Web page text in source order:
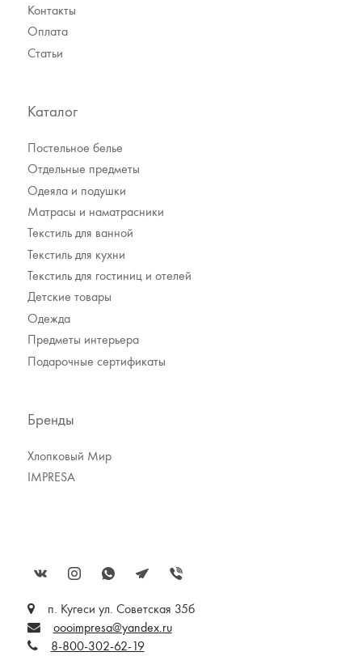
Контакты
Оплата
Статьи
Каталог
Постельное белье
Отдельные предметы
Одеяла и подушки
Матрасы и наматрасники
Текстиль для ванной
Текстиль для кухни
Текстиль для гостиниц и отелей
Детские товары
Одежда
Предметы интерьера
Подарочные сертификаты
Бренды
Хлопковый Мир
IMPRESA
п. Кугеси ул. Советская 35б
oooimpresa@yandex.ru
8-800-302-62-19